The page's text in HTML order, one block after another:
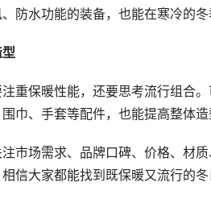
防水功能的装备，也能在寒冷的冬
重保暖性能，还要思考流行组合
巾、手套等配件，也能提高整体造
市场需求、品牌口碑、价格、材
信大家都能找到既保暖又流行的冬